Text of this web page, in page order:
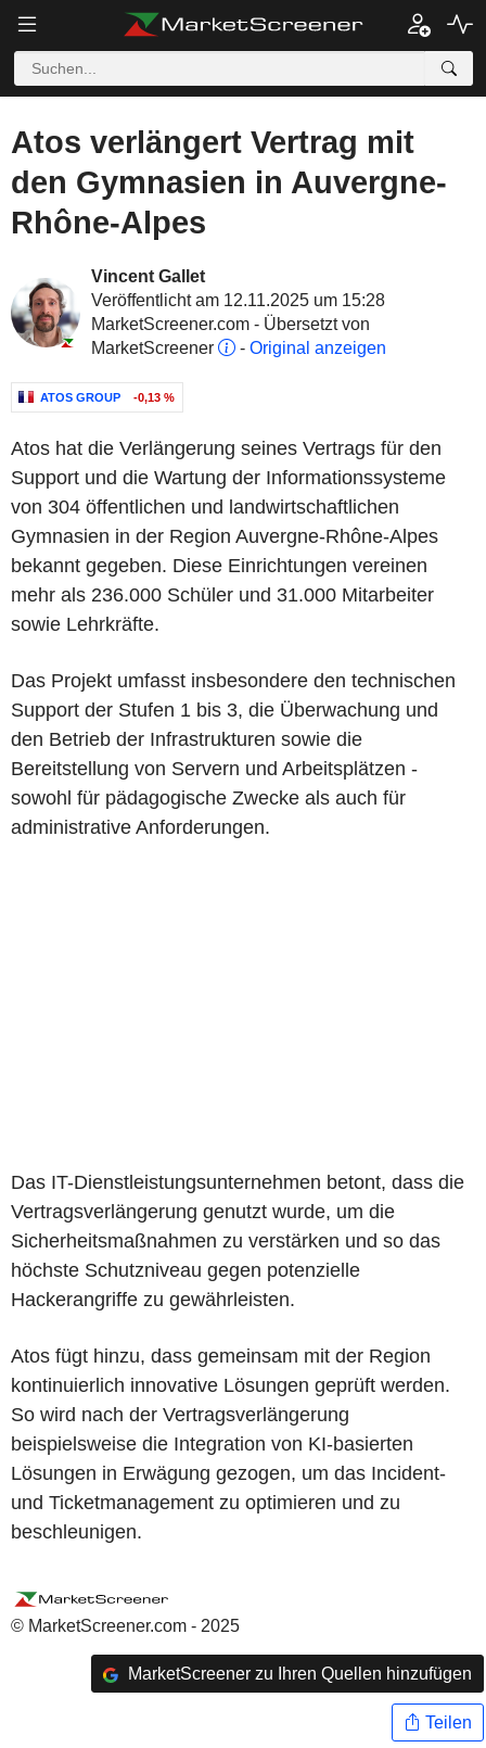
Atos verlängert Vertrag mit
den Gymnasien in Auvergne-
Rhône-Alpes
Vincent Gallet
Veröffentlicht am 12.11.2025 um 15:28
MarketScreener.com - Übersetzt von
MarketScreener
- Original anzeigen
ATOS GROUP -0,13 %
Atos hat die Verlängerung seines Vertrags für den
Support und die Wartung der Informationssysteme
von 304 öffentlichen und landwirtschaftlichen
Gymnasien in der Region Auvergne-Rhône-Alpes
bekannt gegeben. Diese Einrichtungen vereinen
mehr als 236.000 Schüler und 31.000 Mitarbeiter
sowie Lehrkräfte.
Das Projekt umfasst insbesondere den technischen
Support der Stufen 1 bis 3, die Überwachung und
den Betrieb der Infrastrukturen sowie die
Bereitstellung von Servern und Arbeitsplätzen -
sowohl für pädagogische Zwecke als auch für
administrative Anforderungen.
Das IT-Dienstleistungsunternehmen betont, dass die
Vertragsverlängerung genutzt wurde, um die
Sicherheitsmaßnahmen zu verstärken und so das
höchste Schutzniveau gegen potenzielle
Hackerangriffe zu gewährleisten.
Atos fügt hinzu, dass gemeinsam mit der Region
kontinuierlich innovative Lösungen geprüft werden.
So wird nach der Vertragsverlängerung
beispielsweise die Integration von KI-basierten
Lösungen in Erwägung gezogen, um das Incident-
und Ticketmanagement zu optimieren und zu
beschleunigen.
© MarketScreener.com - 2025
MarketScreener zu Ihren Quellen hinzufügen
Teilen